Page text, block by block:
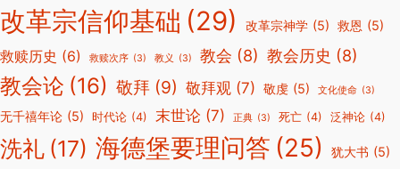
改革宗信仰基础 (29) 改革宗神学 (5) 救恩 (5)
救赎历史 (6) 救赎次序 (3) 教义 (3) 教会 (8) 教会历史 (8)
教会论 (16) 敬拜 (9) 敬拜观 (7) 敬虔 (5) 文化使命 (3)
无千禧年论 (5) 时代论 (4) 末世论 (7) 正典 (3) 死亡 (4) 泛神论 (4)
洗礼 (17) 海德堡要理问答 (25) 犹大书 (5)